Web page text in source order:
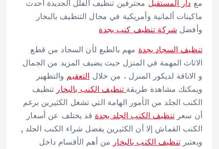
مع دار المستقبل محترفين تنظيف الفلل الجديدة أحدث
ماكينات ألمانية وأمريكية في مجال التنظيف بالبخار
وأفضل شركة تنظيف كنب بجدة
تنظيف السجاد بجدة مهم بالطبع لأن السجاد من قطع
الاثاث المهمة في المنزل حيث يضيف المزيد من الجمال
و الاناقة لديكور المنزل ، من خلال التعقيم والتطهير
ويمكنك مشاهدة طريقة تنظيف الكنب بالبخار تنظيف
الكنب الجلد من الأمور الهامة التي تشغل الكثيرين برغم
أن سعرتنظيف الكنب الجلد بجدة قد يختلف عن أسعار
الكنب القماش إلا أن الكثيرين يفضل شراء الكنب الجلد ,
ويعتبرتنظيف الكنب بالبخار من أهم الأقسام داخل